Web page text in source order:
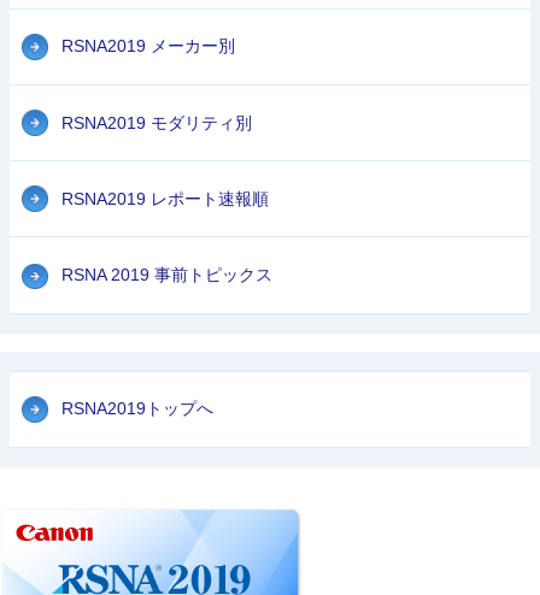
RSNA2019 メーカー別
RSNA2019 モダリティ別
RSNA2019 レポート速報順
RSNA 2019 事前トピックス
RSNA2019トップへ